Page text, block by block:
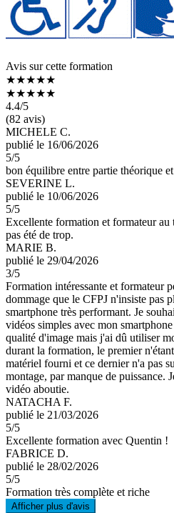
Avis sur cette formation
★★★★★
★★★★★
4.4/5
(82 avis)
MICHELE C.
publié le 16/06/2026
5/5
bon équilibre entre partie théorique
SEVERINE L.
publié le 10/06/2026
5/5
Excellente formation et formateur
pas été de trop.
MARIE B.
publié le 29/04/2026
3/5
Formation intéressante et formateur
dommage que le CFPJ n'insiste pas
smartphone très performant. Je
vidéos simples avec mon
qualité d'image mais j'ai dû utiliser
durant la formation, le premier
matériel fourni et ce dernier n'a pas
montage, par manque de puissance.
vidéo aboutie.
NATACHA F.
publié le 21/03/2026
5/5
Excellente formation avec Quentin !
FABRICE D.
publié le 28/02/2026
5/5
Formation très complète et riche
Afficher plus d'avis